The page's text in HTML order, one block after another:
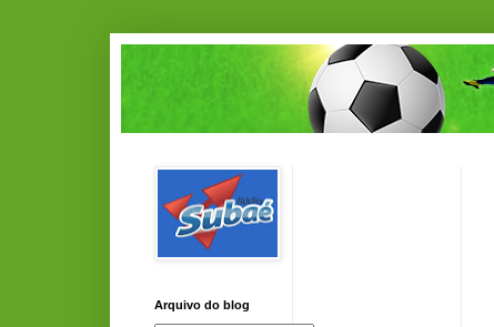
Arquivo do blog